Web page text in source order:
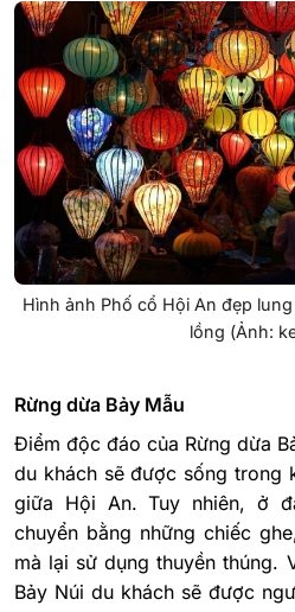
Hình ảnh Phố cổ Hội An đẹp
lồng (Ảnh:
Rừng dừa Bảy Mẫu
Điểm độc đáo của Rừng dừa
du khách sẽ được sống trong
giữa Hội An. Tuy nhiên, ở
chuyển bằng những chiếc
mà lại sử dụng thuyền thúng.
Bảy Núi du khách sẽ được